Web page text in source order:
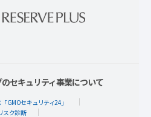
セキュリティ事業について
GMOセキュリティ24」
スク診断